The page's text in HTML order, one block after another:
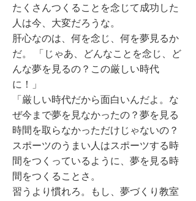
たくさんつくることを念じて成功した
人は今、大変だろうな。
肝心なのは、何を念じ、何を夢見るか
だ。 「じゃあ、どんなことを念じ、ど
んな夢を見るの？この厳しい時代
に！」
「厳しい時代だから面白いんだよ。な
ぜ今まで夢を見なかったの？夢を見る
時間を取らなかっただけじゃないの？
スポーツのうまい人はスポーツする時
間をつくっているように、夢を見る時
間をつくることさ。
習うより慣れろ。もし、夢づくり教室